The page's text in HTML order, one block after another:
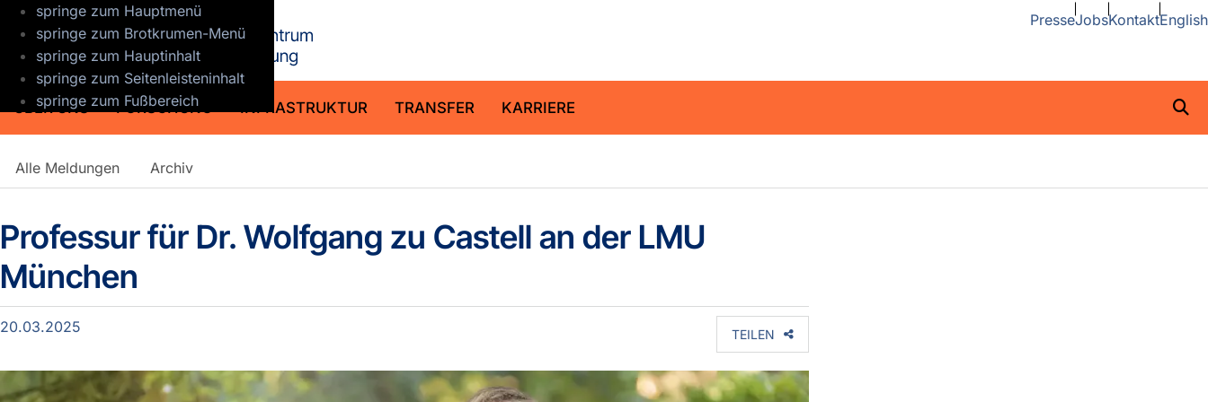
springe zum Hauptmenü
springe zum Brotkrumen-Menü
springe zum Hauptinhalt
springe zum Seitenleisteninhalt
springe zum Fußbereich
ÜBER UNS FORSCHUNG INFRASTRUKTUR TRANSFER KARRIERE
PresseJobsKontaktEnglish
Detailansicht
Alle Meldungen Archiv
Professur für Dr. Wolfgang zu Castell an der LMU
München
20.03.2025 TEILEN